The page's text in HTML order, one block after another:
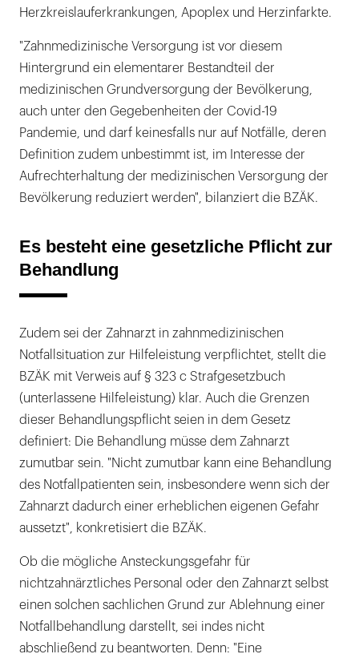
Herzkreislauferkrankungen, Apoplex und Herzinfarkte.
"Zahnmedizinische Versorgung ist vor diesem
Hintergrund ein elementarer Bestandteil der
medizinischen Grundversorgung der Bevölkerung,
auch unter den Gegebenheiten der Covid-19
Pandemie, und darf keinesfalls nur auf Notfälle, deren
Definition zudem unbestimmt ist, im Interesse der
Aufrechterhaltung der medizinischen Versorgung der
Bevölkerung reduziert werden", bilanziert die BZÄK.
Es besteht eine gesetzliche Pflicht zur
Behandlung
Zudem sei der Zahnarzt in zahnmedizinischen
Notfallsituation zur Hilfeleistung verpflichtet, stellt die
BZÄK mit Verweis auf § 323 c Strafgesetzbuch
(unterlassene Hilfeleistung) klar. Auch die Grenzen
dieser Behandlungspflicht seien in dem Gesetz
definiert: Die Behandlung müsse dem Zahnarzt
zumutbar sein. "Nicht zumutbar kann eine Behandlung
des Notfallpatienten sein, insbesondere wenn sich der
Zahnarzt dadurch einer erheblichen eigenen Gefahr
aussetzt", konkretisiert die BZÄK.
Ob die mögliche Ansteckungsgefahr für
nichtzahnärztliches Personal oder den Zahnarzt selbst
einen solchen sachlichen Grund zur Ablehnung einer
Notfallbehandlung darstellt, sei indes nicht
abschließend zu beantworten. Denn: "Eine